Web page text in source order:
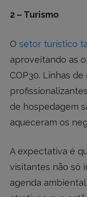
2 – Turismo
O setor turístico
aproveitando as
COP30. Linhas
de hospedagem
aqueceram os
A expectativa é
visitantes não só
agenda